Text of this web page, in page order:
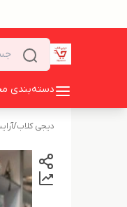
دسته‌بندی
دیجی کلاب/